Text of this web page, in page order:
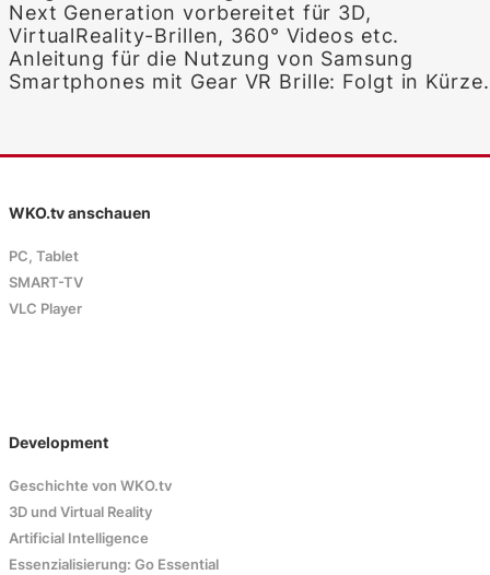
Next Generation vorbereitet für 3D,
VirtualReality-Brillen, 360° Videos etc.
Anleitung für die Nutzung von Samsung
Smartphones mit Gear VR Brille: Folgt in Kürze.
WKO.tv anschauen
PC, Tablet
SMART-TV
VLC Player
Development
Geschichte von WKO.tv
3D und Virtual Reality
Artificial Intelligence
Essenzialisierung: Go Essential